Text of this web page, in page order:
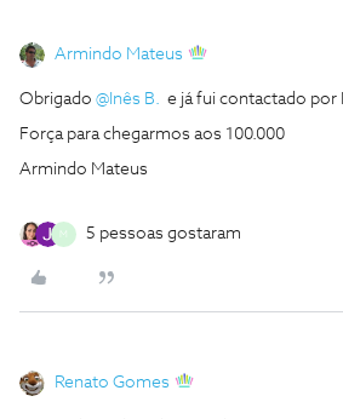
Armindo Mateus
Obrigado @Inês B. e já fui contactado por
Força para chegarmos aos 100.000
Armindo Mateus
M 5 pessoas gostaram
Renato Gomes